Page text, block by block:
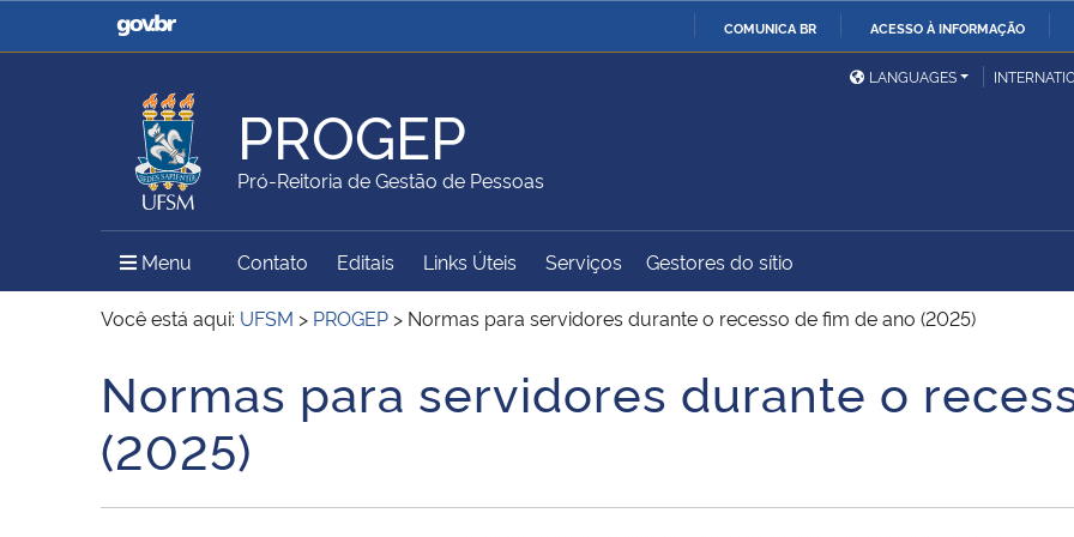
COMUNICA BR ACESSO À INFORMAÇÃO
Casa Civil
Ministério da Justiça e
Ministério da Defesa
Ministério das Relações
Exteriores
Ministério da Agricultura,
Pecuária e Abastecimento
Ministério da Educação
Ministério do Meio Ambiente Ministério do Turismo
Ministério do
Desenvolvimento Regional
União
Secretaria de Governo
Gabinete de Segurança
Advocacia-Geral da União Banco Central do Brasil
LANGUAGES
PROGEP
Pró-Reitoria de Gestão de Pessoas
Menu Menu Principal do Sítio
Contato Editais Links Úteis Serviços Gestores do sítio
Você está aqui: UFSM > PROGEP > Normas para servidores durante o recesso de fim de ano (2025)
Início do conteúdo
Normas para servidores durante o
(2025)